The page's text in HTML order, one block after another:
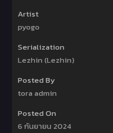
Artist
pyogo
Serialization
Lezhin (Lezhin)
Posted By
tora admin
Posted On
6 กันยายน 2024